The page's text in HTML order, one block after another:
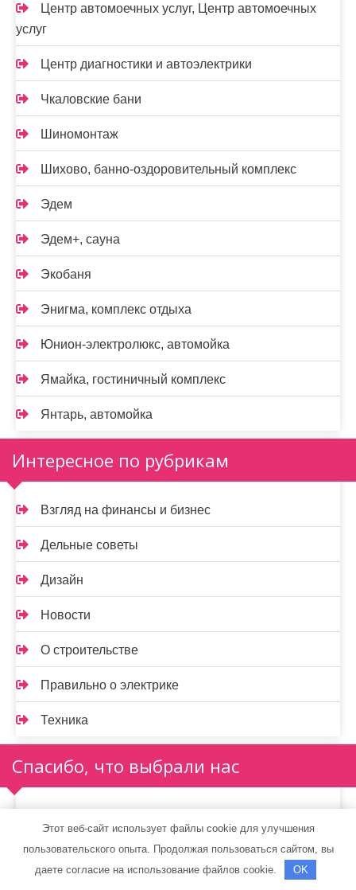
Центр автомоечных услуг, Центр автомоечных
услуг
Центр диагностики и автоэлектрики
Чкаловские бани
Шиномонтаж
Шихово, банно-оздоровительный комплекс
Эдем
Эдем+, сауна
Экобаня
Энигма, комплекс отдыха
Юнион-электролюкс, автомойка
Ямайка, гостиничный комплекс
Янтарь, автомойка
Интересное по рубрикам
Взгляд на финансы и бизнес
Дельные советы
Дизайн
Новости
О строительстве
Правильно о электрике
Техника
Спасибо, что выбрали нас
Этот веб-сайт использует файлы cookie для улучшения
пользовательского опыта. Продолжая пользоваться сайтом, вы
даете согласие на использование файлов cookie.
OK